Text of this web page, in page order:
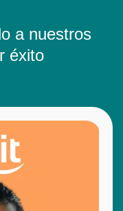
a nuestros
éxito